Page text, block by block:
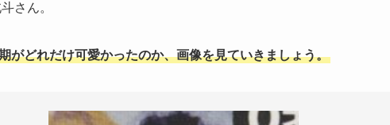
さん。
がどれだけ可愛かったのか、画像を見ていきましょう。